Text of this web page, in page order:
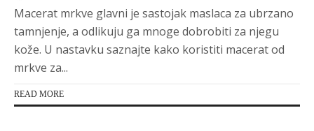
Macerat mrkve glavni je sastojak maslaca za ubrzano
tamnjenje, a odlikuju ga mnoge dobrobiti za njegu
kože. U nastavku saznajte kako koristiti macerat od
mrkve za...
READ MORE